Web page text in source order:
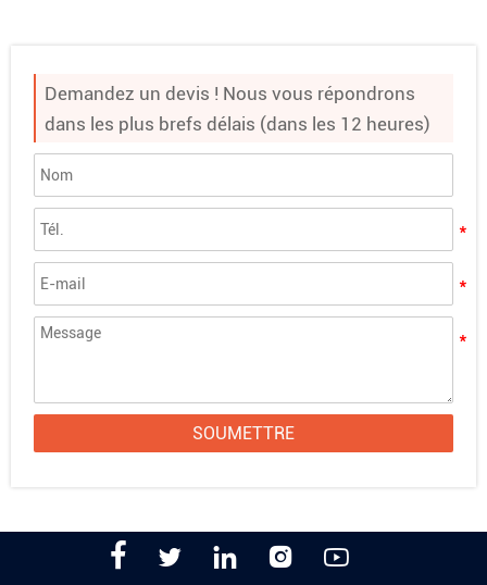
Demandez un devis ! Nous vous répondrons
dans les plus brefs délais (dans les 12 heures)
SOUMETTRE
    